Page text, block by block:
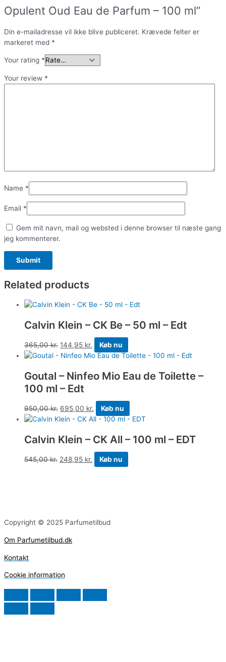
Opulent Oud Eau de Parfum – 100 ml”
Din e-mailadresse vil ikke blive publiceret. Krævede felter er
markeret med *
Your rating *
Your review *
Name *
Email *
Gem mit navn, mail og websted i denne browser til næste gang
jeg kommenterer.
Related products
Calvin Klein – CK Be – 50 ml – Edt
365,00kr. 144,95 kr. Køb nu
Goutal – Ninfeo Mio Eau de Toilette –
100 ml – Edt
950,00kr. 695,00 kr. Køb nu
Calvin Klein – CK All – 100 ml – EDT
545,00kr. 248,95 kr. Køb nu
Copyright © 2025 Parfumetilbud
Om Parfumetilbud.dk
Kontakt
Cookie information